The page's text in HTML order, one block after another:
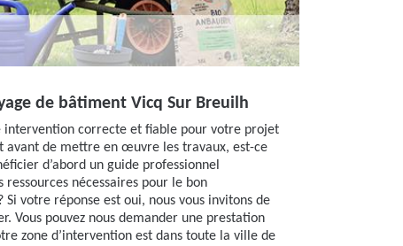
de bâtiment Vicq Sur Breuilh
intervention correcte et fiable pour votre projet
avant de mettre en œuvre les travaux, est-ce
d’abord un guide professionnel
nécessaires pour le bon
votre réponse est oui, nous vous invitons de
Vous pouvez nous demander une prestation
zone d’intervention est dans toute la ville de